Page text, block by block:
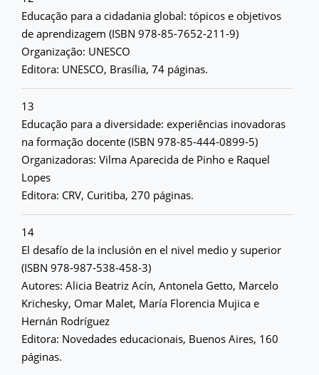
Educação para a cidadania global: tópicos e objetivos
de aprendizagem (ISBN 978-85-7652-211-9)
Organização: UNESCO
Editora: UNESCO, Brasília, 74 páginas.
13
Educação para a diversidade: experiências inovadoras
na formação docente (ISBN 978-85-444-0899-5)
Organizadoras: Vilma Aparecida de Pinho e Raquel
Lopes
Editora: CRV, Curitiba, 270 páginas.
14
El desafío de la inclusión en el nivel medio y superior
(ISBN 978-987-538-458-3)
Autores: Alicia Beatriz Acín, Antonela Getto, Marcelo
Krichesky, Omar Malet, María Florencia Mujica e
Hernán Rodríguez
Editora: Novedades educacionais, Buenos Aires, 160
páginas.